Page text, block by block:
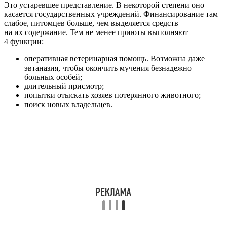
Это устаревшее представление. В некоторой степени оно
касается государственных учреждений. Финансирование там
слабое, питомцев больше, чем выделяется средств
на их содержание. Тем не менее приюты выполняют
4 функции:
оперативная ветеринарная помощь. Возможна даже
эвтаназия, чтобы окончить мучения безнадежно
больных особей;
длительный присмотр;
попытки отыскать хозяев потерянного животного;
поиск новых владельцев.